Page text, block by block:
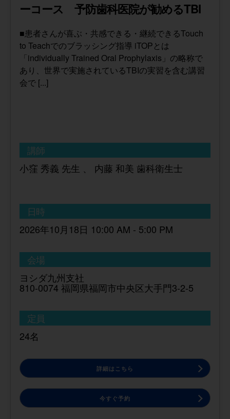
ーコース 予防歯科医院が勧めるTBI
■患者さんが喜ぶ・共感できる・継続できるTouch
to Teachでのブラッシング指導 iTOPとは
「individually Trained Oral Prophylaxis」の略称で
あり、世界で実施されているTBIの実習を含む講習
会で [...]
講師
小窪 秀義 先生 、 内藤 和美 歯科衛生士
日時
2026年10月18日 10:00 AM - 5:00 PM
会場
ヨシダ九州支社
810-0074 福岡県福岡市中央区大手門3-2-5
定員
24名
詳細はこちら
今すぐ予約